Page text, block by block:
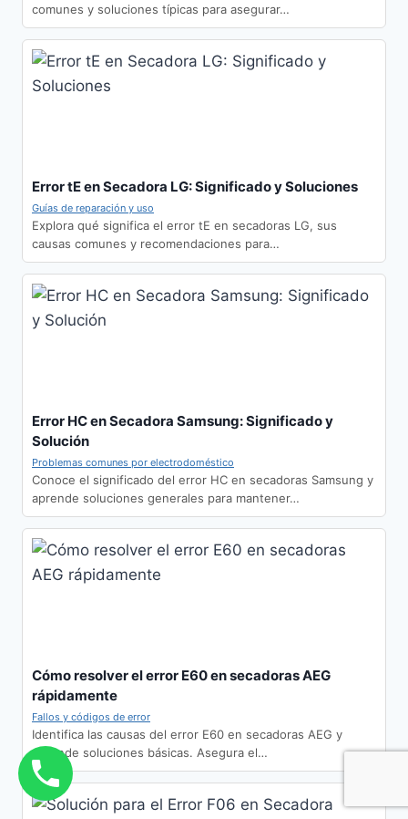
comunes y soluciones típicas para asegurar…
Error tE en Secadora LG: Significado y Soluciones
Guías de reparación y uso
Explora qué significa el error tE en secadoras LG, sus
causas comunes y recomendaciones para…
Error HC en Secadora Samsung: Significado y
Solución
Problemas comunes por electrodoméstico
Conoce el significado del error HC en secadoras Samsung y
aprende soluciones generales para mantener…
Cómo resolver el error E60 en secadoras AEG
rápidamente
Fallos y códigos de error
Identifica las causas del error E60 en secadoras AEG y
aprende soluciones básicas. Asegura el…